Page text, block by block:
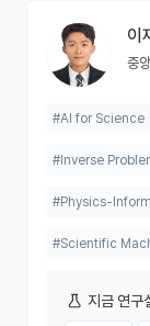
이
중
#AI for Science
#Inverse
#Physics-
#Scientific
지금 연구